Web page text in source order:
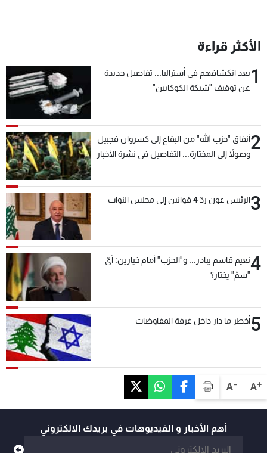
A+
A-
الأكثر قراءة
1بعد انكشافهم في أستراليا... تفاصيل جديدة
عن توقيف "شبكة الكوكايين"
2أنفاق "حزب الله" من البقاع إلى كسروان فجبيل
وصولاً إلى المختارة... التفاصيل في نشرة الأخبار
3الرئيس عون ردّ 4 قوانين إلى مجلس النواب
4نعيم قاسم يبادر... و"الحزب" أمام خيارين: أيّ
"سمّ" يختار؟
5أخطر ما دار داخل غرفة المفاوضات
أهم الأخبار و الفيديوهات في بريدك الالكتروني